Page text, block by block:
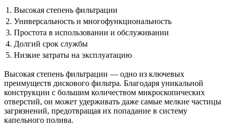
1. Высокая степень фильтрации
2. Универсальность и многофункциональность
3. Простота в использовании и обслуживании
4. Долгий срок службы
5. Низкие затраты на эксплуатацию
Высокая степень фильтрации — одно из ключевых
преимуществ дискового фильтра. Благодаря уникальной
конструкции с большим количеством микроскопических
отверстий, он может удерживать даже самые мелкие частицы
загрязнений, предотвращая их попадание в систему
капельного полива.